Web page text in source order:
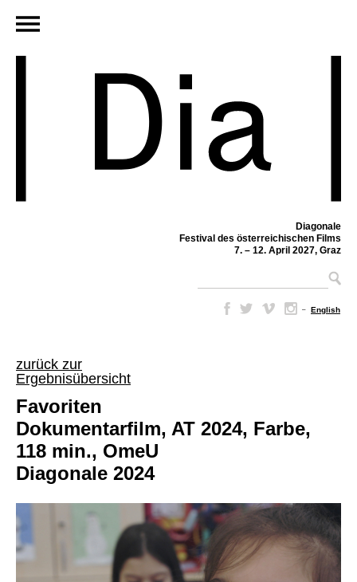
Diagonale
Festival des österreichischen Films
7. – 12. April 2027, Graz
– English
zurück zur
Ergebnisübersicht
Favoriten
Dokumentarfilm, AT 2024, Farbe,
118 min., OmeU
Diagonale 2024